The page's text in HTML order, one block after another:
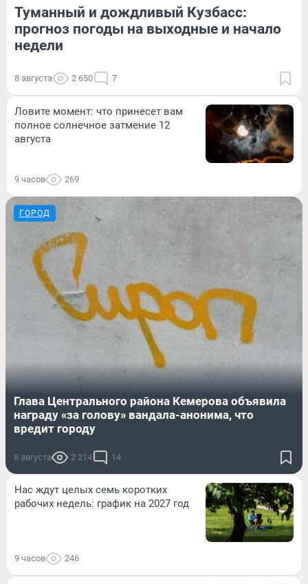
Туманный и дождливый Кузбасс:
прогноз погоды на выходные и начало
недели
8 августа 2 650 7
Ловите момент: что принесет вам
полное солнечное затмение 12
августа
9 часов 269
ГОРОД
Глава Центрального района Кемерова объявила
награду «за голову» вандала-анонима, что
вредит городу
8 августа 2 214 14
Нас ждут целых семь коротких
рабочих недель: график на 2027 год
9 часов 246